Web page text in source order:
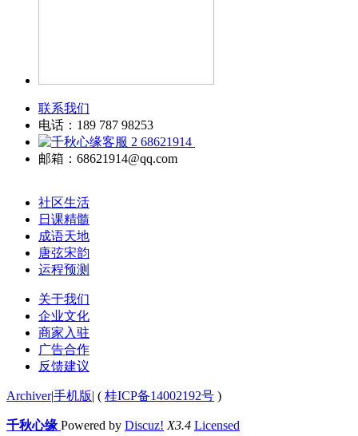
联系我们
电话：189 787 98253
68621914
邮箱：68621914@qq.com
社区生活
日课精髓
成语天地
唐弦宋韵
运程预测
关于我们
企业文化
商家入驻
广告合作
反馈建议
Archiver|手机版| ( 桂ICP备14002192号 )
千秋心缘 Powered by Discuz! X3.4 Licensed